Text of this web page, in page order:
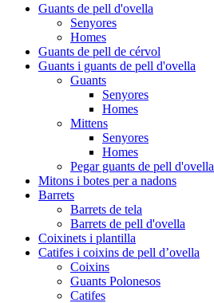
Guants de pell d'ovella
Senyores
Homes
Guants de pell de cérvol
Guants i guants de pell d'ovella
Guants
Senyores
Homes
Mittens
Senyores
Homes
Pegar guants de pell d'ovella
Mitons i botes per a nadons
Barrets
Barrets de tela
Barrets de pell d'ovella
Coixinets i plantilla
Catifes i coixins de pell d’ovella
Coixins
Guants Polonesos
Catifes